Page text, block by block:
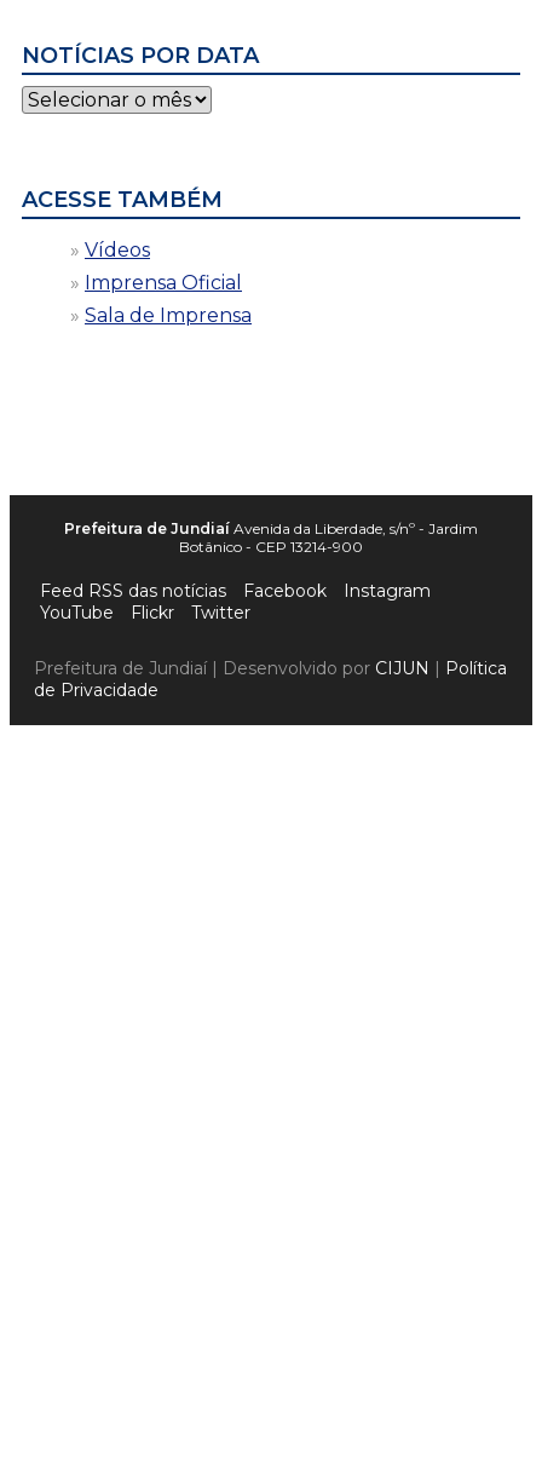
NOTÍCIAS POR DATA
Notícias
por
ACESSE TAMBÉM
Vídeos
Imprensa Oficial
Sala de Imprensa
Prefeitura de Jundiaí Avenida da Liberdade, s/nº - Jardim
Botânico - CEP 13214-900
Feed RSS das notícias Facebook
Instagram
YouTube
Flickr Twitter
Prefeitura de Jundiaí | Desenvolvido por CIJUN | Política
de Privacidade